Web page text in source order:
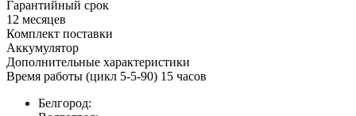
Гарантийный срок
12 месяцев
Комплект поставки
Аккумулятор
Дополнительные характеристики
Время работы (цикл 5-5-90) 15 часов
Белгород: